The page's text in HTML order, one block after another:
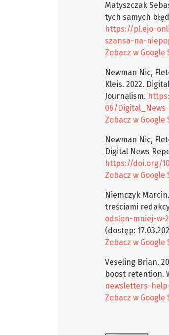
Matyszczak
tych samych
https://pl.ejo-
szansa-na-
Zobacz w Google
Newman Nic,
Kleis. 2022.
Journalism.
06/
Zobacz w Google
Newman Nic,
Digital News
https://doi.org/
Zobacz w Google
Niemczyk
treściami
odslon-mniej-w-
(dostęp:
Zobacz w Google
Veseling Brian.
boost retention.
newsletters-
Zobacz w Google